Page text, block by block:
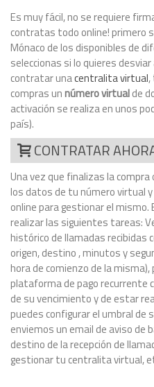
Es muy fácil, no se requiere
contratas todo online! primero
Mónaco de los disponibles de
seleccionas si lo quieres
contratar unacentralita virtual,
compras unnúmero virtualde
activación se realiza en unos
país).
CONTRATAR
Una vez que finalizas la
los datos de tu número virtual
online para gestionar el
realizar las siguientes tareas:
histórico de llamadas recibidas
origen, destino , minutos y
hora de comienzo de la
plataforma de pago recurrente
de su vencimiento y de estar
puedes configurar el umbral de
enviemos un email de aviso de
destino de la recepción de
gestionar tu centralita virtual,